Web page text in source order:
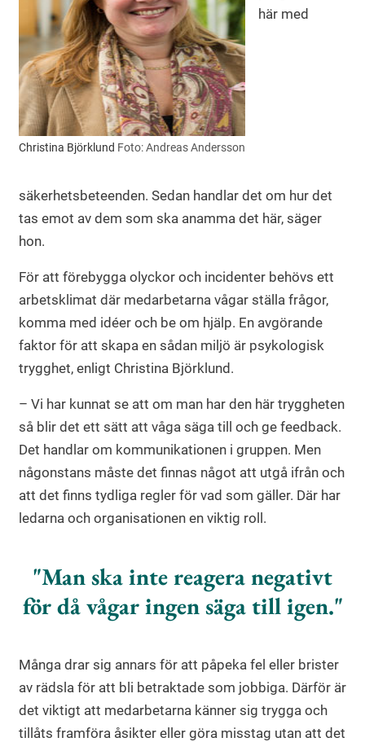
Christina Björklund Foto: Andreas Andersson
här med
säkerhetsbeteenden. Sedan handlar det om hur det
tas emot av dem som ska anamma det här, säger
hon.
För att förebygga olyckor och incidenter behövs ett
arbetsklimat där medarbetarna vågar ställa frågor,
komma med idéer och be om hjälp. En avgörande
faktor för att skapa en sådan miljö är psykologisk
trygghet, enligt Christina Björklund.
– Vi har kunnat se att om man har den här tryggheten
så blir det ett sätt att våga säga till och ge feedback.
Det handlar om kommunikationen i gruppen. Men
någonstans måste det finnas något att utgå ifrån och
att det finns tydliga regler för vad som gäller. Där har
ledarna och organisationen en viktig roll.
Man ska inte reagera negativt
för då vågar ingen säga till igen.
Många drar sig annars för att påpeka fel eller brister
av rädsla för att bli betraktade som jobbiga. Därför är
det viktigt att medarbetarna känner sig trygga och
tillåts framföra åsikter eller göra misstag utan att det